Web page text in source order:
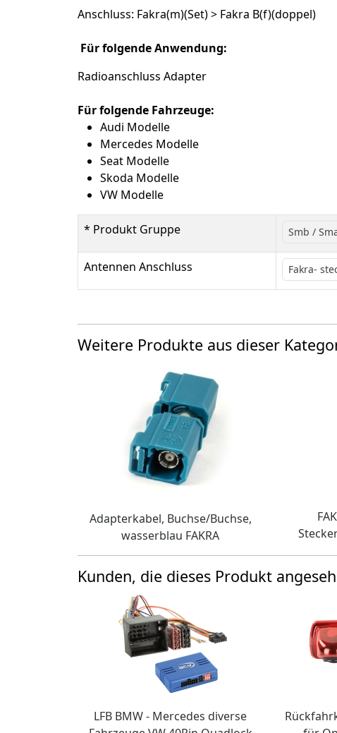
Anschluss: Fakra(m)(Set) > Fakra B(f)(doppel)
Für folgende Anwendung:
Radioanschluss Adapter
Für folgende Fahrzeuge:
Audi Modelle
Mercedes Modelle
Seat Modelle
Skoda Modelle
VW Modelle
* Produkt Gruppe Smb /
Antennen Anschluss Fakra-
Weitere Produkte aus dieser
Adapterkabel, Buchse/Buchse,
wasserblau FAKRA
Kunden, die dieses Produkt
LFB BMW - Mercedes diverse